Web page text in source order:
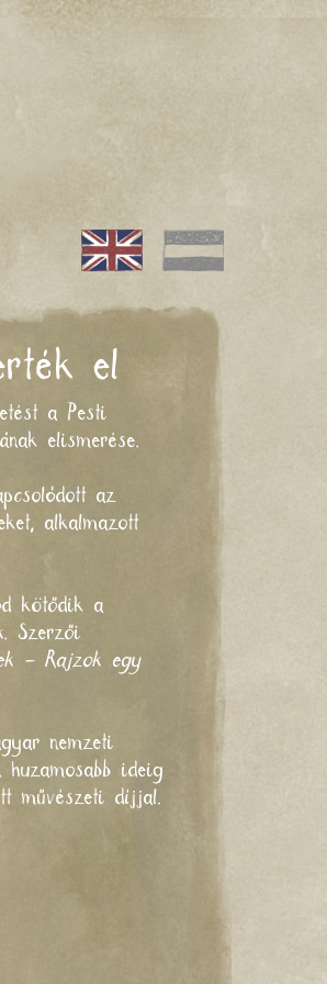
el
a Pesti
elismerése.
az
alkalmazott
kötődik a
. Szerzői
– Rajzok egy
nemzeti
ideig
művészeti díjjal.